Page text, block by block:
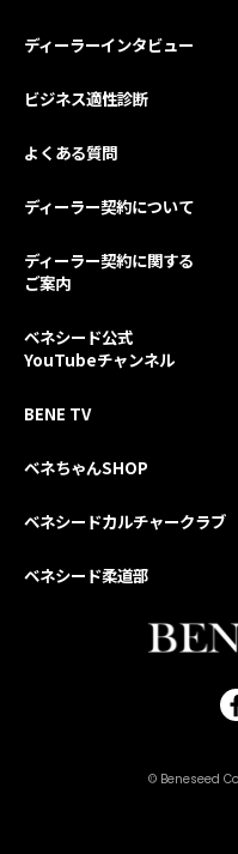
ディーラーインタビュー
ビジネス適性診断
よくある質問
ディーラー契約について
ディーラー契約に関する
ご案内
ベネシード公式
YouTubeチャンネル
BENE TV
ベネちゃんSHOP
ベネシードカルチャークラブ
ベネシード柔道部
© Beneseed